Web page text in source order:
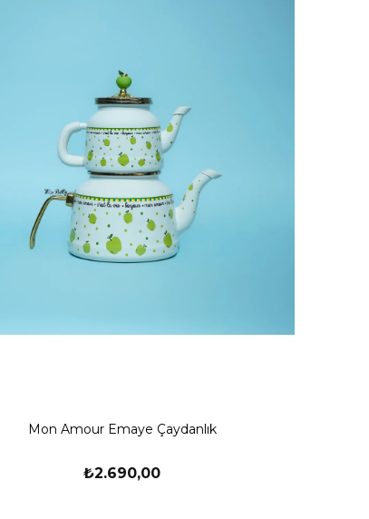
Mon Amour Emaye Çaydanlık
₺2.690,00